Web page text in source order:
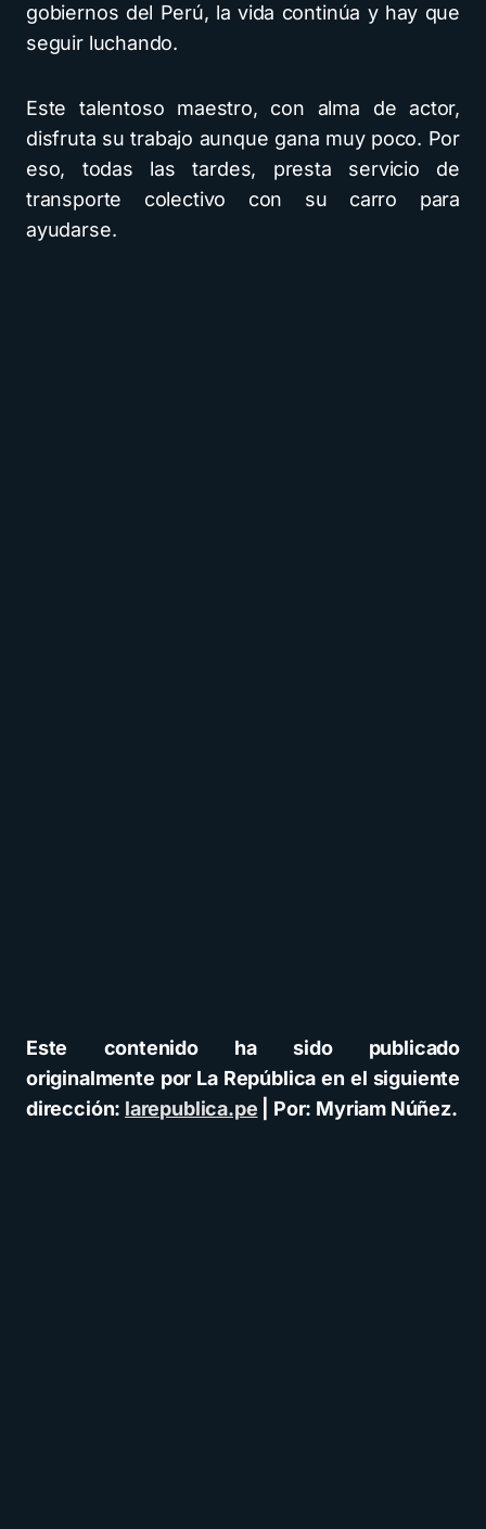
gobiernos del Perú, la vida continúa y hay que
seguir luchando.
Este talentoso maestro, con alma de actor,
disfruta su trabajo aunque gana muy poco. Por
eso, todas las tardes, presta servicio de
transporte colectivo con su carro para
ayudarse.
Este contenido ha sido publicado
originalmente por La República en el siguiente
dirección: larepublica.pe | Por: Myriam Núñez.